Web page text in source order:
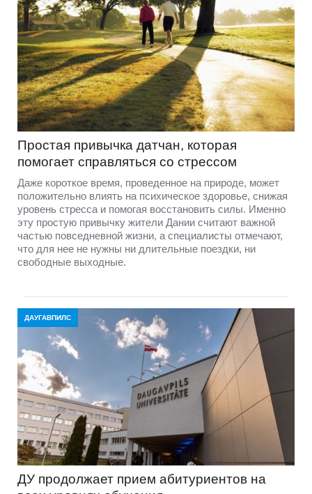
Простая привычка датчан, которая
помогает справляться со стрессом
Даже короткое время, проведенное на природе, может
положительно влиять на психическое здоровье, снижая
уровень стресса и помогая восстановить силы. Именно
эту простую привычку жители Дании считают важной
частью повседневной жизни, а специалисты отмечают,
что для нее не нужны ни длительные поездки, ни
свободные выходные.
ДАУГАВПИЛС
ДУ продолжает прием абитуриентов на